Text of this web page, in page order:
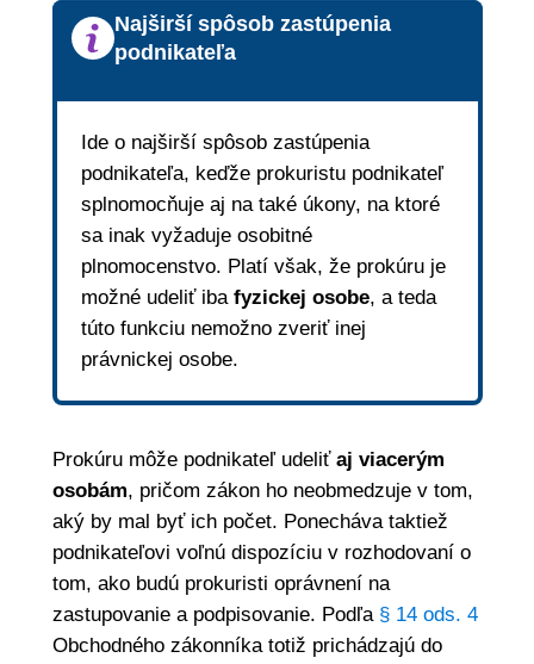
Najširší spôsob zastúpenia
podnikateľa
Ide o najširší spôsob zastúpenia
podnikateľa, keďže prokuristu podnikateľ
splnomocňuje aj na také úkony, na ktoré
sa inak vyžaduje osobitné
plnomocenstvo. Platí však, že prokúru je
možné udeliť ibafyzickej osobe, a teda
túto funkciu nemožno zveriť inej
právnickej osobe.
Prokúru môže podnikateľ udeliť aj viacerým
osobám, pričom zákon ho neobmedzuje v tom,
aký by mal byť ich počet. Ponecháva taktiež
podnikateľovi voľnú dispozíciu v rozhodovaní o
tom, ako budú prokuristi oprávnení na
zastupovanie a podpisovanie. Podľa § 14 ods. 4
Obchodného zákonníka totiž prichádzajú do